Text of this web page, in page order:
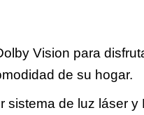
Vision para
de su hogar.
sistema de luz láser y